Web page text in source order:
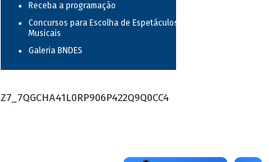
Receba a programação
Concursos para Escolha de Espetáculos
Musicais
Galeria BNDES
Z7_7QGCHA41L0RP906P422Q9Q0CC4